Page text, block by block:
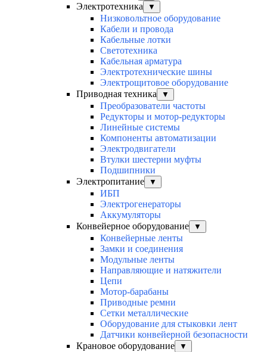
Электротехника ▼
Низковольтное оборудование
Кабели и провода
Кабельные лотки
Светотехника
Кабельная арматура
Электротехнические шины
Электрощитовое оборудование
Приводная техника
▼
Преобразователи частоты
Редукторы и мотор-редукторы
Линейные системы
Компоненты автоматизации
Электродвигатели
Втулки шестерни муфты
Подшипники
Электропитание
▼
ИБП
Электрогенераторы
Аккумуляторы
Конвейерное оборудование
▼
Конвейерные ленты
Замки и соединения
Модульные ленты
Направляющие и натяжители
Цепи
Мотор-барабаны
Приводные ремни
Сетки металлические
Оборудование для стыковки лент
Датчики конвейерной безопасности
Крановое оборудование
▼